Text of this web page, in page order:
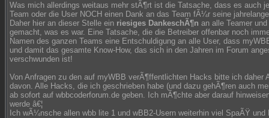
Was mich allerdings weitaus mehr stÃ¶rt ist die Tatsache, dass es auch
Team oder die User NOCH einen Dank an das Team fÃ¼r seine
Daher hier an dieser Stelle ein riesiges DankeschÃ¶n an alle Teamer
gemacht, was es war. Eine Tatsache, die die Betreiber offenbar noch
Namen des ganzen Teams eine Entschuldigung an alle User, dass
und damit das gesamte Know-How, das sich in den Jahren im Forum
verschwunden ist!
Von Anfragen zu den auf myWBB verÃ¶ffentlichten Hacks bitte ich daher
davon. Alle Hacks, die ich geschrieben habe (und dazu gehÃ¶ren auch
ab sofort auf wbbcoderforum.de geben. Ich mÃ¶chte aber darauf
werde â€¦
Ich wÃ¼nsche allen wbb lite 1 und wBB2-Usern weiterhin viel SpaÃŸ und